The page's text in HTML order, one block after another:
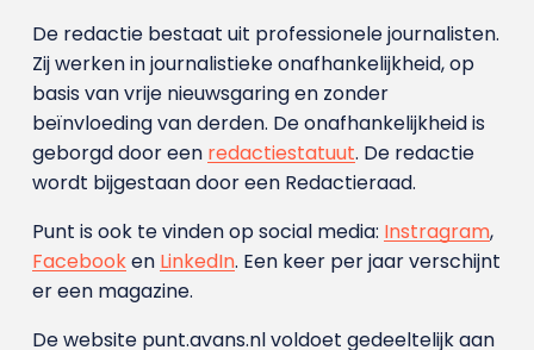
De redactie bestaat uit professionele journalisten.
Zij werken in journalistieke onafhankelijkheid, op
basis van vrije nieuwsgaring en zonder
beïnvloeding van derden. De onafhankelijkheid is
geborgd door een redactiestatuut. De redactie
wordt bijgestaan door een Redactieraad.
Punt is ook te vinden op social media: Instragram,
Facebooken LinkedIn. Een keer per jaar verschijnt
er een magazine.
De website punt.avans.nl voldoet gedeeltelijk aan